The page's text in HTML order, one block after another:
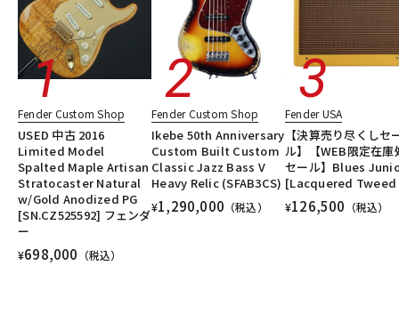
アンプ エフェクター
DTM オンライン納品 レコーディング機器
配信/ライブ機器 楽器アクセサリ
エレキギター/ムスタング・MGタイプ
エレキギター/#American Vintage II
エレキギター/#American Ultra
エレキギター/#American Professional
エレキギター/#American Professional II
エレキギター/#American Performer
ベース
ギターアンプ・ベースアンプ
エフェクター
楽器アクセサリ
ユーズド
ヴィンテージ ALL
Fender Custom Shop
USED 中古 2016
Limited Model
Spalted Maple Artisan
Stratocaster Natural
w/Gold Anodized PG
[SN.CZ525592] フェンダ
ー
¥698,000 （税込）
Fender Custom Shop
Ikebe 50th Anniversary
Custom Built Custom
Classic Jazz Bass V
Heavy Relic (SFAB3CS)
¥1,290,000 （税込）
Fender USA
【決算売り尽くしセ
ル】【WEB限定在庫
セール】Blues
[Lacquered
¥126,500 （税込）